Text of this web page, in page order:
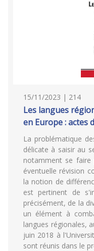
15/11/2023 | 214
Les langues
en Europe : actes
La problématique
délicate à saisir au
notamment se faire
éventuelle révision
la notion de
est pertinent de
précisément, de la
un élément à
langues régionales,
juin 2018 à
sont réunis dans le